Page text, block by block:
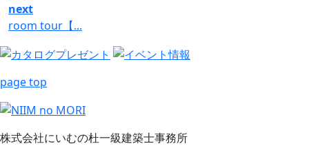
next
room tour【...
page top
株式会社にいむの杜一級建築士事務所